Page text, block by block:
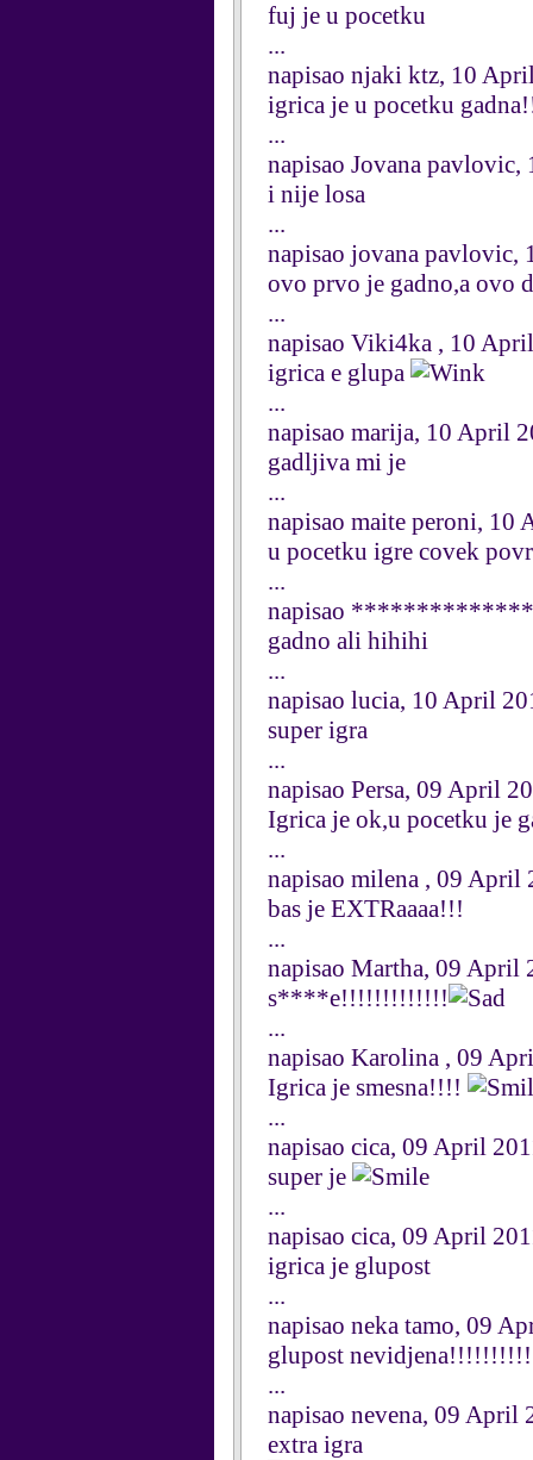
fuj je u pocetku
...
napisao njaki ktz, 10
igrica je u pocetku
...
napisao Jovana
i nije losa
...
napisao jovana pavlovic,
ovo prvo je gadno,a ovo
...
napisao Viki4ka , 10
igrica e glupa
...
napisao marija, 10 April
gadljiva mi je
...
napisao maite peroni, 10
u pocetku igre covek
...
napisao
gadno ali hihihi
...
napisao lucia, 10 April
super igra
...
napisao Persa, 09 April
Igrica je ok,u pocetku je
...
napisao milena , 09 April
bas je EXTRaaaa!!!
...
napisao Martha, 09 April
s****e!!!!!!!!!!!!!
...
napisao Karolina , 09
Igrica je smesna!!!!
...
napisao cica, 09 April
super je
...
napisao cica, 09 April
igrica je glupost
...
napisao neka tamo, 09
glupost
...
napisao nevena, 09 April
extra igra